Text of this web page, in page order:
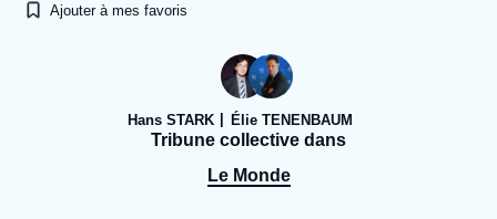
Se connecter
Ajouter à mes favoris
Hans STARK Élie TENENBAUM
Tribune collective dans
Le Monde